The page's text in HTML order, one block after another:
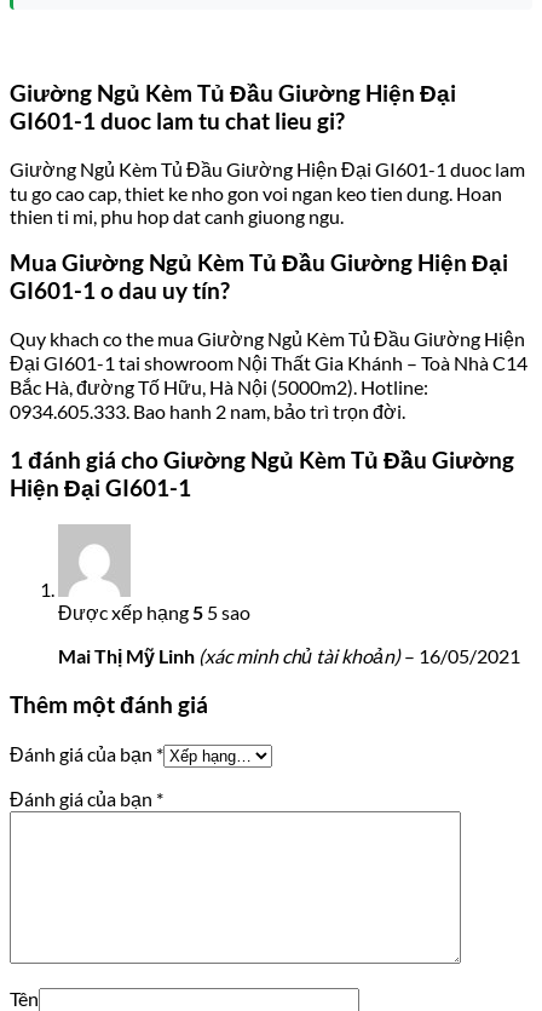
Giường Ngủ Kèm Tủ Đầu Giường Hiện Đại
GI601-1 duoc lam tu chat lieu gi?
Giường Ngủ Kèm Tủ Đầu Giường Hiện Đại GI601-1 duoc lam
tu go cao cap, thiet ke nho gon voi ngan keo tien dung. Hoan
thien ti mi, phu hop dat canh giuong ngu.
Mua Giường Ngủ Kèm Tủ Đầu Giường Hiện Đại
GI601-1 o dau uy tín?
Quy khach co the mua Giường Ngủ Kèm Tủ Đầu Giường Hiện
Đại GI601-1 tai showroom Nội Thất Gia Khánh – Toà Nhà C14
Bắc Hà, đường Tố Hữu, Hà Nội (5000m2). Hotline:
0934.605.333. Bao hanh 2 nam, bảo trì trọn đời.
1 đánh giá choGiường Ngủ Kèm Tủ Đầu Giường
Hiện Đại GI601-1
Được xếp hạng5 5 sao
Mai Thị Mỹ Linh (xác minh chủ tài khoản) – 16/05/2021
Thêm một đánh giá
Đánh giá của bạn *
Đánh giá của bạn *
Tên